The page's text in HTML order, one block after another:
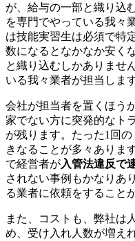
が、給与の一部と織り込
を専門でやっている我々
は技能実習生は必須で特
数になるとなかなか安く
と織り込むしかありませ
いる我々業者が担当します
会社が担当者を置くほう
家でない方に突発的なト
が残ります。たった1回
きなることが多々ありま
で経営者が入管法違反で
されない事例もかなりあ
る業者に依頼をすること
また、コストも、弊社は
め、受け入れ人数が増え